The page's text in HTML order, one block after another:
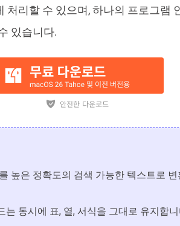
처리할 수 있으며, 하나의 프로그램
있습니다.
높은 정확도의 검색 가능한 텍스트로 변
는 동시에 표, 열, 서식을 그대로 유지합니